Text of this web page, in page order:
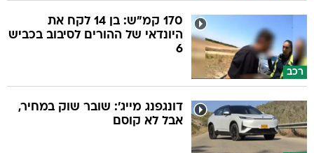
רכב
170 קמ"ש: בן 14 לקח את
היונדאי של ההורים לסיבוב בכביש
6
דונגפנג מייג': שובר שוק במחיר,
אבל לא קוסם